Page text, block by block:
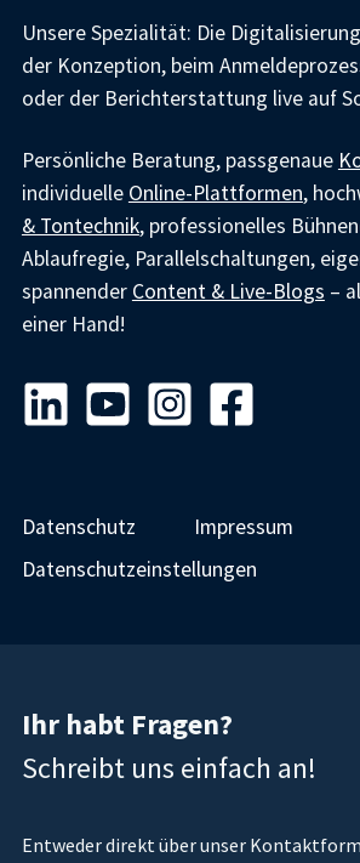
Unsere Spezialität: Die
der Konzeption, beim
oder der Berichterstattung live auf
Persönliche Beratung, passgenaue
individuelle Online-Plattformen,
& Tontechnik, professionelles
Ablaufregie, Parallelschaltungen,
spannender Content & Live-Blogs –
einer Hand!
Datenschutz
Impressum
Datenschutzeinstellungen
Ihr habt Fragen?
Schreibt uns einfach an!
Entweder direkt über unser